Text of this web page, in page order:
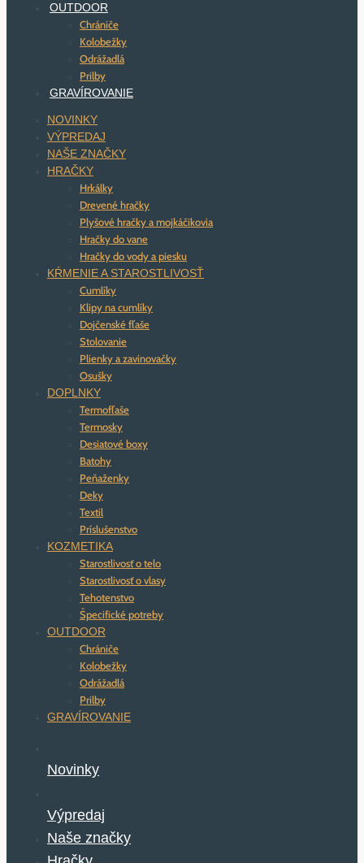
OUTDOOR
Chrániče
Kolobežky
Odrážadlá
Prilby
GRAVÍROVANIE
NOVINKY
VÝPREDAJ
NAŠE ZNAČKY
HRAČKY
Hrkálky
Drevené hračky
Plyšové hračky a mojkáčikovia
Hračky do vane
Hračky do vody a piesku
KŔMENIE A STAROSTLIVOSŤ
Cumlíky
Klipy na cumlíky
Dojčenské fľaše
Stolovanie
Plienky a zavinovačky
Osušky
DOPLNKY
Termofľaše
Termosky
Desiatové boxy
Batohy
Peňaženky
Deky
Textil
Príslušenstvo
KOZMETIKA
Starostlivosť o telo
Starostlivosť o vlasy
Tehotenstvo
Špecifické potreby
OUTDOOR
Chrániče
Kolobežky
Odrážadlá
Prilby
GRAVÍROVANIE
Novinky
Výpredaj
Naše značky